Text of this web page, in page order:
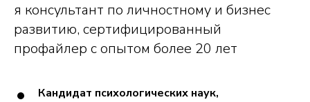
я консультант по личностному и бизнес
развитию, сертифицированный
профайлер с опытом более 20 лет
Кандидат психологических наук,